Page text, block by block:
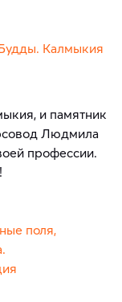
Калмыкия
и памятник
Людмила
профессии.
поля,